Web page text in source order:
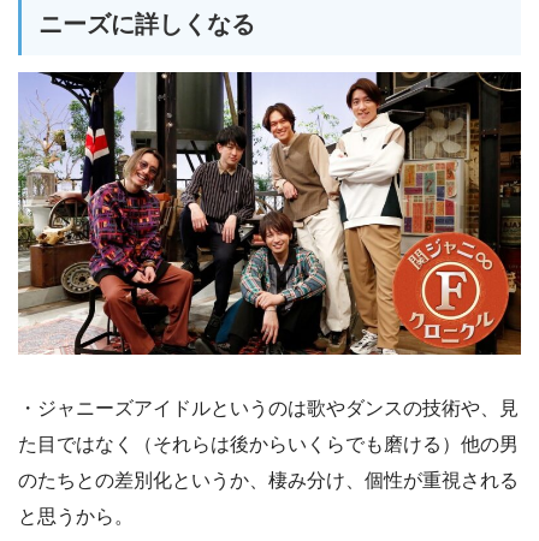
ニーズに詳しくなる
・ジャニーズアイドルというのは歌やダンスの技術や、見
た目ではなく（それらは後からいくらでも磨ける）他の男
のたちとの差別化というか、棲み分け、個性が重視される
と思うから。